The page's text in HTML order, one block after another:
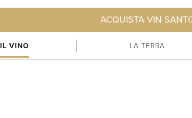
ACQUISTA VIN
IL VINO LA TERRA